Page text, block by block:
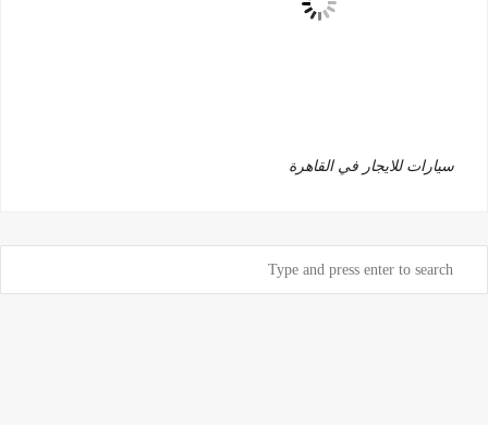
سيارات للايجار في القاهرة